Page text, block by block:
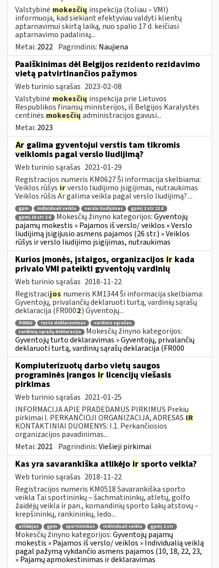
Valstybinė mokesčių inspekcija (toliau – VMI)
informuoja, kad siekiant efektyviau valdyti klientų
aptarnavimui skirtą laiką, nuo spalio 17 d. keičiasi
aptarnavimo padalinių...
Metai: 2022 Pagrindinis: Naujiena
Paaiškinimas dėl Belgijos rezidento rezidavimo
vietą patvirtinančios pažymos
Web turinio sąrašas 2023-02-08
Valstybinė mokesčių inspekcija prie Lietuvos
Respublikos finansų ministerijos, iš Belgijos Karalystės
centinės mokesčių administracijos gavusi...
Metai: 2023
Ar galima gyventojui verstis tam tikromis
veiklomis pagal verslo liudijimą?
Web turinio sąrašas 2021-01-29
Registracijos numeris KM0627 Ši informacija skelbiama:
Veiklos rūšys irverslo liudijimo įsigijimas, nutraukimas
Veiklos rūšis Ar galima veikla pagal verslo liudijimą? ...
gpm individuali veikla verslo liudijimas
gpmį 2 str 22 d
gpmį 10 str 2 d
Mokesčių žinyno kategorijos:Gyventojų
pajamų mokestis » Pajamos iš verslo/ veiklos » Verslo
liudijimą įsigijusio asmens pajamos (26 str.) » Veiklos
rūšys ir verslo liudijimo įsigijimas, nutraukimas
Kurios įmonės, įstaigos, organizacijos ir kada
privalo VMI pateikti gyventojų vardinių
Web turinio sąrašas 2018-11-22
Registracijos numeris KM1344 Ši informacija skelbiama:
Gyventojų, privalančių deklaruoti turtą, vardinių sąrašų
deklaracija (FR0002) Gyventojų...
fr0002 turto deklaravimas
vardinis sąrašas
vardinių sąrašų deklaracija
Mokesčių žinyno kategorijos:
Gyventojų turto deklaravimas » Gyventojų, privalančių
deklaruoti turtą, vardinių sąrašų deklaracija (FR000
Kompiuterizuotų darbo vietų saugos
programinės įrangos ir licencijų viešasis
pirkimas
Web turinio sąrašas 2021-01-25
INFORMACIJA APIE PRADEDAMUS PIRKIMUS Prekių
pirkimai I. PERKANČIOJI ORGANIZACIJA, ADRESAS IR
KONTAKTINIAI DUOMENYS: I.1. Perkančiosios
organizacijos pavadinimas...
Metai: 2021 Pagrindinis:Viešieji pirkimai
Kas yra savarankiška atlikėjo ir sporto veikla?
Web turinio sąrašas 2018-11-22
Registracijos numeris KM0518 Savarankiška sporto
veikla Tai sportininkų – šachmatininkų, atletų, golfo
žaidėjų veikla ir pan., komandinių sporto šakų atstovų –
krepšininkų, rankininkų, ledo...
atlikėjas gpm sportininkas individuali veikla gpmį 2 str
Mokesčių žinyno kategorijos:Gyventojų pajamų
mokestis » Pajamos iš verslo/ veiklos » Individualią veiklą
pagal pažymą vykdančio asmens pajamos (10, 18, 22, 23,
» Pajamų apmokestinimas ir deklaravimas